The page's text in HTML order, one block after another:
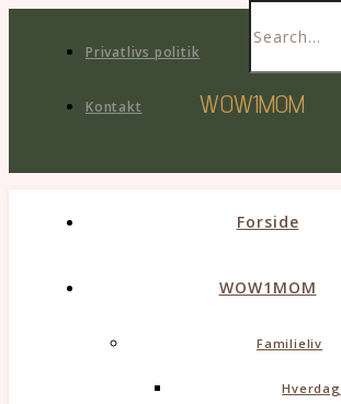
Privatlivs politik
Kontakt WOW1MOM
Forside
WOW1MOM
Familieliv
Hverdag